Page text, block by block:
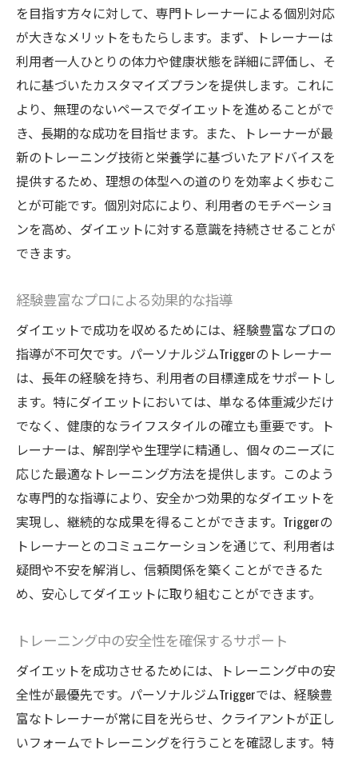
を目指す方々に対して、専門トレーナーによる個別対応
が大きなメリットをもたらします。まず、トレーナーは
利用者一人ひとりの体力や健康状態を詳細に評価し、そ
れに基づいたカスタマイズプランを提供します。これに
より、無理のないペースでダイエットを進めることがで
き、長期的な成功を目指せます。また、トレーナーが最
新のトレーニング技術と栄養学に基づいたアドバイスを
提供するため、理想の体型への道のりを効率よく歩むこ
とが可能です。個別対応により、利用者のモチベーショ
ンを高め、ダイエットに対する意識を持続させることが
できます。
経験豊富なプロによる効果的な指導
ダイエットで成功を収めるためには、経験豊富なプロの
指導が不可欠です。パーソナルジムTriggerのトレーナー
は、長年の経験を持ち、利用者の目標達成をサポートし
ます。特にダイエットにおいては、単なる体重減少だけ
でなく、健康的なライフスタイルの確立も重要です。ト
レーナーは、解剖学や生理学に精通し、個々のニーズに
応じた最適なトレーニング方法を提供します。このよう
な専門的な指導により、安全かつ効果的なダイエットを
実現し、継続的な成果を得ることができます。Triggerの
トレーナーとのコミュニケーションを通じて、利用者は
疑問や不安を解消し、信頼関係を築くことができるた
め、安心してダイエットに取り組むことができます。
トレーニング中の安全性を確保するサポート
ダイエットを成功させるためには、トレーニング中の安
全性が最優先です。パーソナルジムTriggerでは、経験豊
富なトレーナーが常に目を光らせ、クライアントが正し
いフォームでトレーニングを行うことを確認します。特